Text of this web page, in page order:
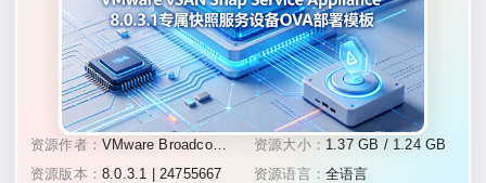
资源作者： VMware Broadcom 官方 资源大小： 1.37 GB / 1.24 GB
资源版本： 8.0.3.1 | 24755667 资源语言： 全语言